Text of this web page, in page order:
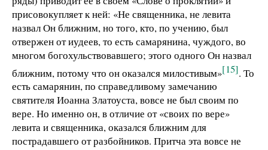
присовокупляет к ней: «Не священника, не левита
назвал Он ближним, но того, кто, по учению, был
отвержен от иудеев, то есть самарянина, чуждого, во
многом богохульствовавшего; этого одного Он назвал
ближним, потому что он оказался милостивым»[15]. То
есть самарянин, по справедливому замечанию
святителя Иоанна Златоуста, вовсе не был своим по
вере. Но именно он, в отличие от «своих по вере»
левита и священника, оказался ближним для
пострадавшего от разбойников. Притча эта вовсе не